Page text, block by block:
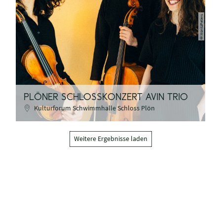
©MoritzPeters
PLÖNER SCHLOSSKONZERT AVIN TRIO
Kulturforum Schwimmhalle Schloss Plön
Weitere Ergebnisse laden